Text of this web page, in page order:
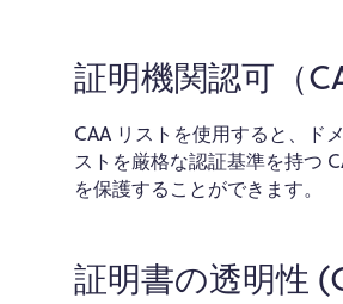
証明機関認可（
CAA リストを使用すると、ド
ストを厳格な認証基準を持つ
を保護することができます。
証明書の透明性